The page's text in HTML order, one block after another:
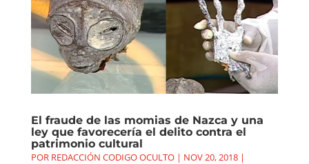
El fraude de las momias de Nazca y una
ley que favorecería el delito contra el
patrimonio cultural
POR REDACCIÓN CODIGO OCULTO| NOV 20, 2018|